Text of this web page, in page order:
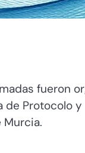
fueron
de Protocolo
Murcia.